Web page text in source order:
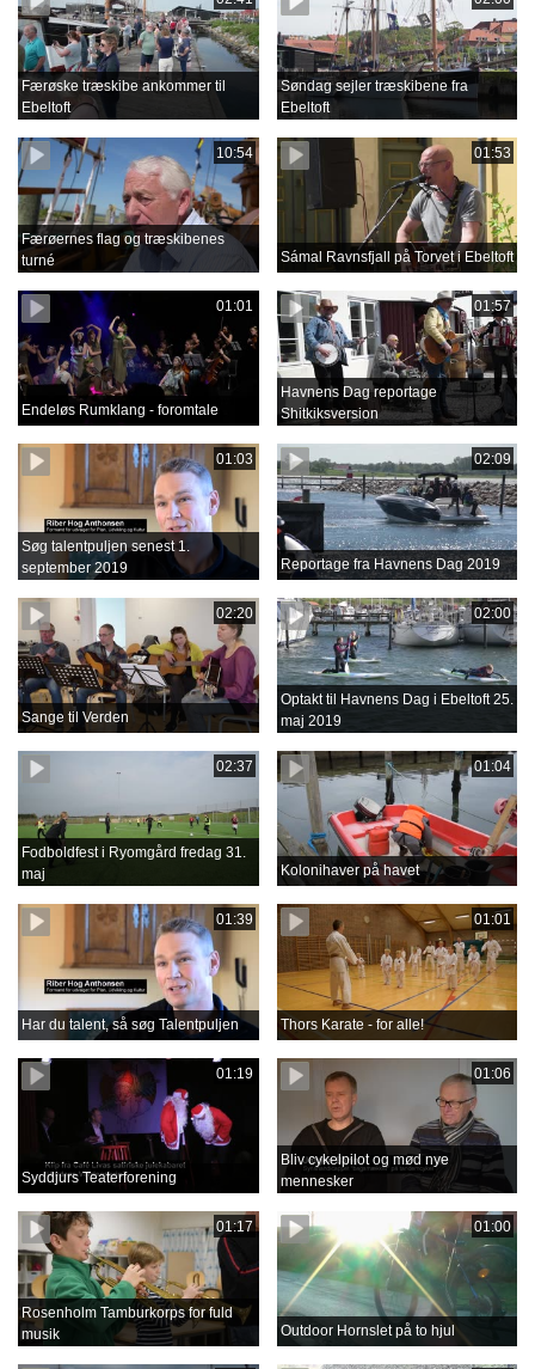
Færøske træskibe ankommer til
Ebeltoft
Søndag sejler træskibene fra
Ebeltoft
10:54
Færøernes flag og træskibenes
turné
01:53
Sámal Ravnsfjall på Torvet i Ebeltoft
01:01
Endeløs Rumklang - foromtale
01:57
Havnens Dag reportage
Shitkiksversion
01:03
Søg talentpuljen senest 1.
september 2019
02:09
Reportage fra Havnens Dag 2019
02:20
Sange til Verden
02:00
Optakt til Havnens Dag i Ebeltoft 25.
maj 2019
02:37
Fodboldfest i Ryomgård fredag 31.
maj
01:04
Kolonihaver på havet
01:39
Har du talent, så søg Talentpuljen
01:01
Thors Karate - for alle!
01:19
Syddjurs Teaterforening
01:06
Bliv cykelpilot og mød nye
mennesker
01:17
Rosenholm Tamburkorps for fuld
musik
01:00
Outdoor Hornslet på to hjul